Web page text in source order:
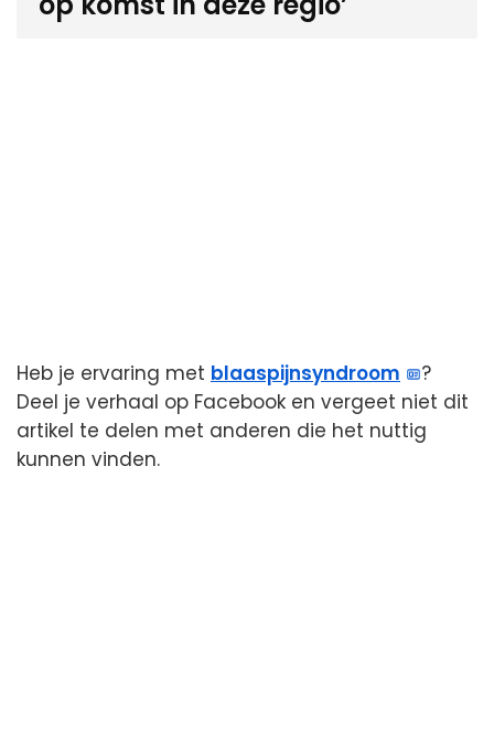
Heb je ervaring met blaaspijnsyndroom
?
Deel je verhaal op Facebook en vergeet niet dit
artikel te delen met anderen die het nuttig
kunnen vinden.